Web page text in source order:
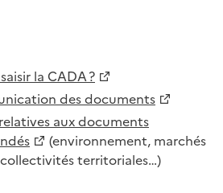
la CADA ?
des documents
aux documents
(environnement, marchés
territoriales…)